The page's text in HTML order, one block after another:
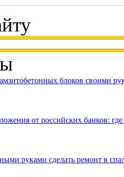
блоков своими
от российских банков:
руками сделать ремонт в